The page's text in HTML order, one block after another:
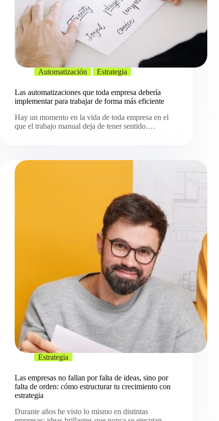
Automatización Estrategia
Las automatizaciones que toda empresa debería
implementar para trabajar de forma más eficiente
Hay un momento en la vida de toda empresa en el
que el trabajo manual deja de tener sentido.…
Estrategia
Las empresas no fallan por falta de ideas, sino por
falta de orden: cómo estructurar tu crecimiento con
estrategia
Durante años he visto lo mismo en distintas